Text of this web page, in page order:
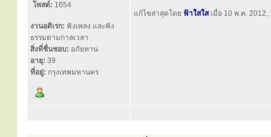
โพสต์: 1654
งานอดิเรก: ฟังเพลง และฟัง
ธรรมตามกาลเวลา
สิ่งที่ชื่นชอบ: อภัยทาน
อายุ: 39
ที่อยู่: กรุงเทพมหานคร
แก้ไขล่าสุดโดย ฟ้าใสใสเมื่อ 10 พ.ค. 2012,